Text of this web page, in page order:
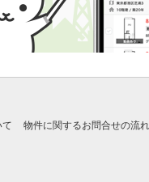
物件に関するお問合せの流れ